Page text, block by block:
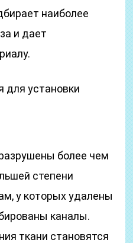
наиболее
и дает
для установки
более чем
степени
у которых удалены
каналы.
ткани становятся